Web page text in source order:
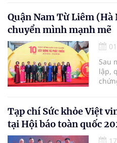
dược
Nam
các
Giáp
Đền
làm
Quận Nam Từ Liêm
chuyển mình mạnh mẽ
Sau
lập,
mạo
Tạp chí Sức khỏe Việt
tại Hội báo toàn quốc